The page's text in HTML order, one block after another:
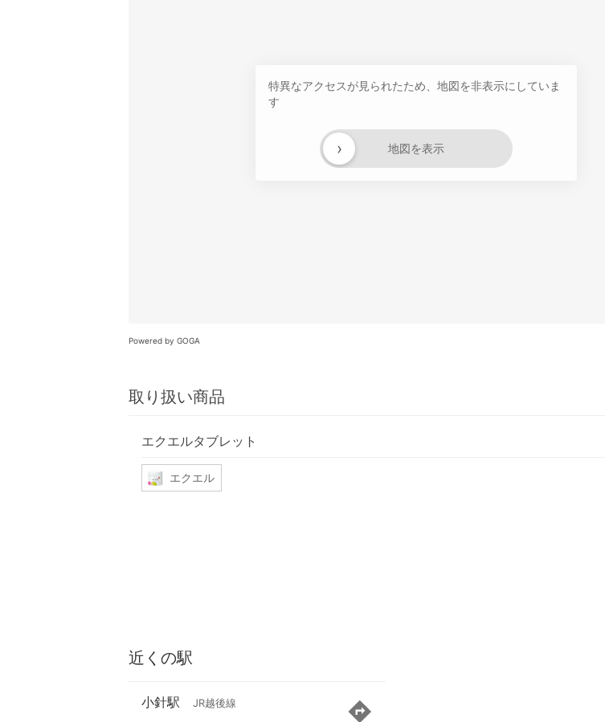
特異なアクセスが見られたため、地図を非表示にしていま
す
地図を表示
›
Powered by GOGA
取り扱い商品
エクエルタブレット
エクエル
近くの駅
小針駅 JR越後線